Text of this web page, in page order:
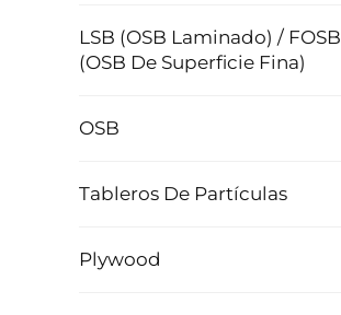
LSB (OSB Laminado) / FOSB
(OSB De Superficie Fina)
OSB
Tableros De Partículas
Plywood